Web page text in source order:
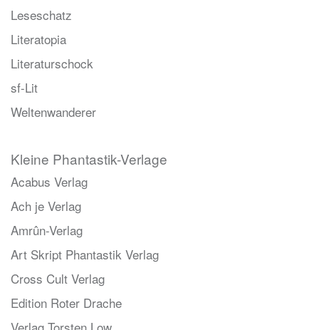
Leseschatz
Literatopia
Literaturschock
sf-Lit
Weltenwanderer
Kleine Phantastik-Verlage
Acabus Verlag
Ach je Verlag
Amrûn-Verlag
Art Skript Phantastik Verlag
Cross Cult Verlag
Edition Roter Drache